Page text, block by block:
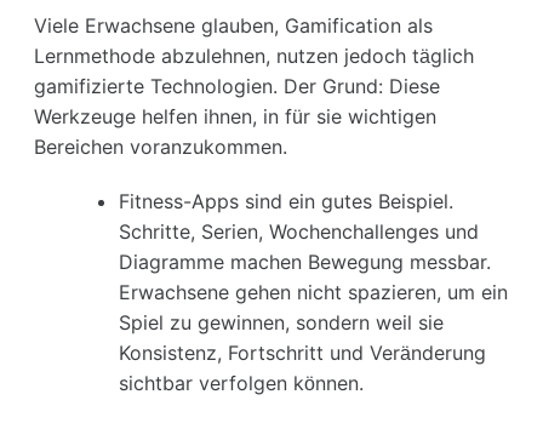
Viele Erwachsene glauben, Gamification als
Lernmethode abzulehnen, nutzen jedoch täglich
gamifizierte Technologien. Der Grund: Diese
Werkzeuge helfen ihnen, in für sie wichtigen
Bereichen voranzukommen.
Fitness-Apps sind ein gutes Beispiel.
Schritte, Serien, Wochenchallenges und
Diagramme machen Bewegung messbar.
Erwachsene gehen nicht spazieren, um ein
Spiel zu gewinnen, sondern weil sie
Konsistenz, Fortschritt und Veränderung
sichtbar verfolgen können.